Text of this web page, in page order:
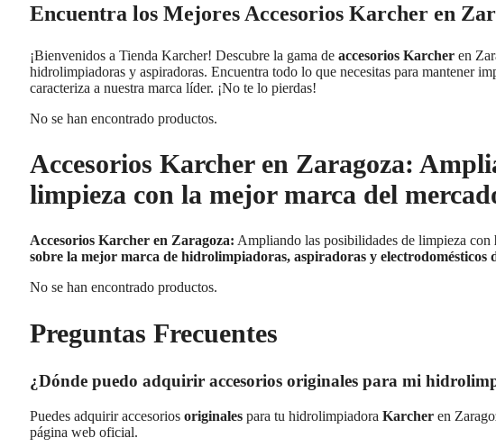
Encuentra los Mejores Accesorios Karcher en
¡Bienvenidos a Tienda Karcher! Descubre la gama de accesorios Karcher en
hidrolimpiadoras y aspiradoras. Encuentra todo lo que necesitas para mantener
caracteriza a nuestra marca líder. ¡No te lo pierdas!
No se han encontrado productos.
Accesorios Karcher en Zaragoza:
limpieza con la mejor marca del
Accesorios Karcher en Zaragoza: Ampliando las posibilidades de limpieza con
sobre la mejor marca de hidrolimpiadoras, aspiradoras y electrodomésticos
No se han encontrado productos.
Preguntas Frecuentes
¿Dónde puedo adquirir accesorios originales para mi
Puedes adquirir accesorios originales para tu hidrolimpiadora Karcher en
página web oficial.